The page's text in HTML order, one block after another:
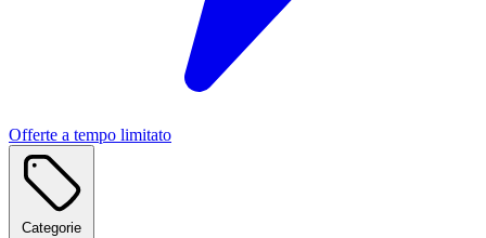
Offerte a tempo limitato
Categorie